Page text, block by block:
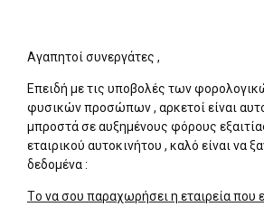
Αγαπητοί συνεργάτες ,
Επειδή με τις υποβολές των
φυσικών προσώπων , αρκετοί είναι
μπροστά σε αυξημένους φόρους
εταιρικού αυτοκινήτου , καλό είναι να
δεδομένα :
Tο να σου παραχωρήσει η εταιρεία που